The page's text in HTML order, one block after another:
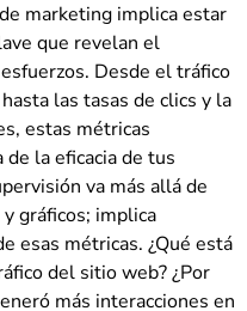
marketing implica estar
que revelan el
Desde el tráfico
las tasas de clics y la
estas métricas
la eficacia de tus
va más allá de
gráficos; implica
esas métricas. ¿Qué está
del sitio web? ¿Por
más interacciones en